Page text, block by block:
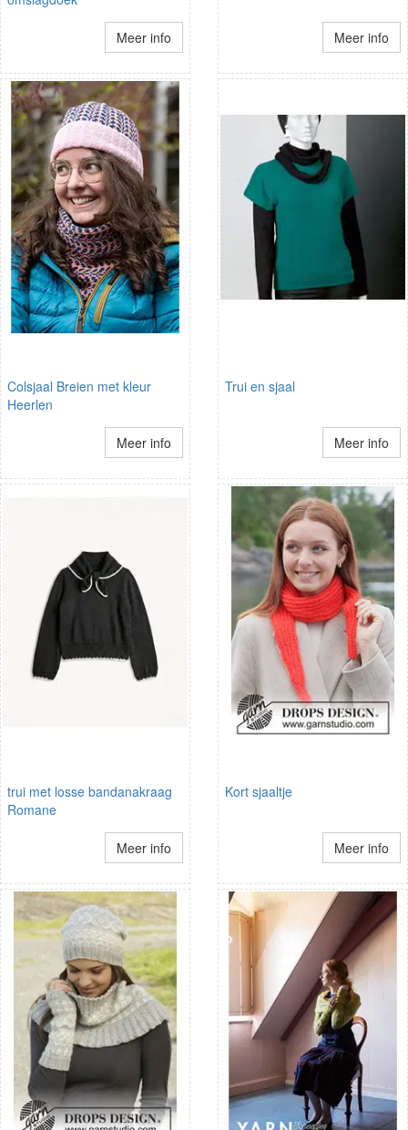
Meer info Meer info
Colsjaal Breien met kleur
Heerlen
Meer info
Trui en sjaal
Meer info
trui met losse bandanakraag
Romane
Meer info
Kort sjaaltje
Meer info